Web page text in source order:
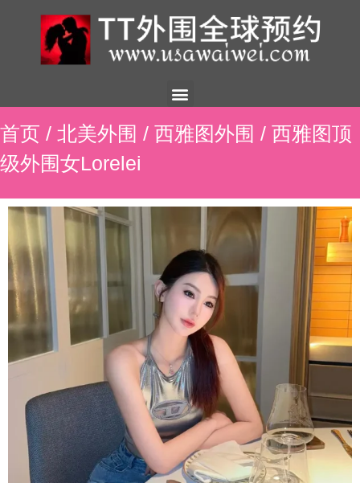
首页 / 北美外围 / 西雅图外围 / 西雅图顶
级外围女Lorelei